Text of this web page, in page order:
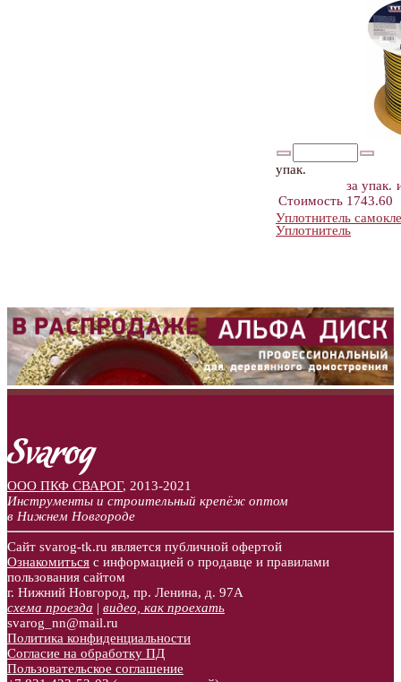
упак.
за упак.
Стоимость 1743.60
Уплотнитель
Уплотнитель
ООО ПКФ СВАРОГ, 2013-2021
Инструменты и строительный крепёж оптом
в Нижнем Новгороде
Сайт svarog-tk.ru является публичной офертой
Ознакомиться с информацией о продавце и правилами
пользования сайтом
г. Нижний Новгород, пр. Ленина, д. 97А
схема проезда | видео, как проехать
svarog_nn@mail.ru
Политика конфиденциальности
Согласие на обработку ПД
Пользовательское соглашение